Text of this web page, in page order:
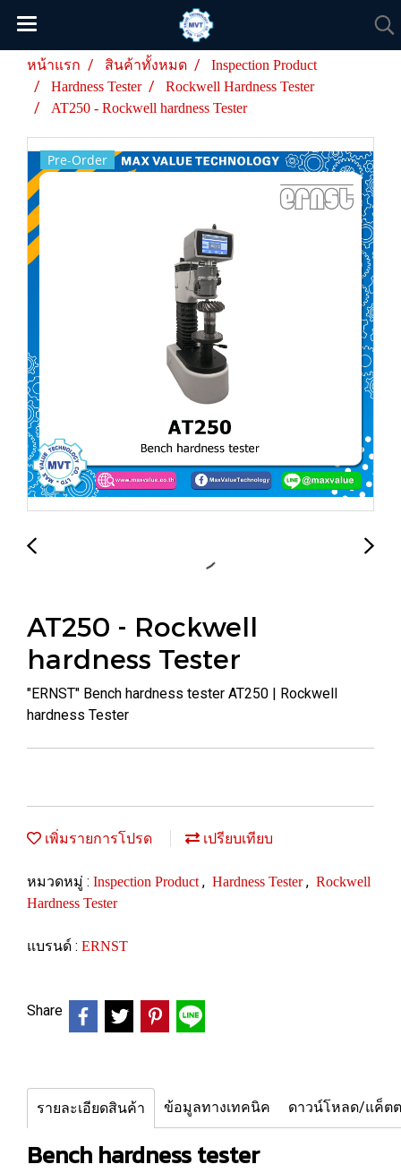
หน้าแรก สินค้าทั้งหมด
Inspection Product
Hardness Tester
Rockwell Hardness Tester
AT250 - Rockwell hardness Tester
Pre-Order
AT250 - Rockwell
hardness Tester
"ERNST" Bench hardness tester AT250 | Rockwell
hardness Tester
เพิ่มรายการโปรด เปรียบเทียบ
หมวดหมู่ : Inspection Product , Hardness Tester, Rockwell
Hardness Tester
แบรนด์ : ERNST
Share
รายละเอียดสินค้า ข้อมูลทางเทคนิค ดาวน์โหลด/แค็ต
Bench hardness tester